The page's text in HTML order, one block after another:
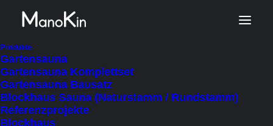
Produkte
Gartensauna
Gartensauna Komplettset
Gartensauna Bausatz
Blockhaus Sauna (Naturstamm / Rundstamm)
Referenzprojekte
Blockhaus